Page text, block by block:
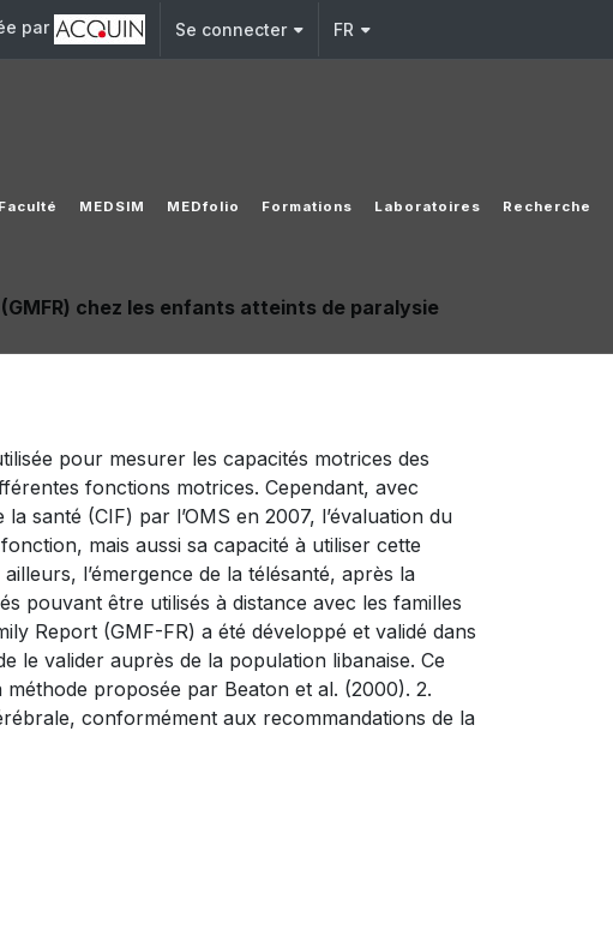
par Se connecter FR
MEDSIM MEDfolio Formations Laboratoires Recherche
chez les enfants atteints de paralysie
pour mesurer les capacités motrices des
fonctions motrices. Cependant, avec
santé (CIF) par l’OMS en 2007, l’évaluation du
mais aussi sa capacité à utiliser cette
l’émergence de la télésanté, après la
pouvant être utilisés à distance avec les familles
Report (GMF-FR) a été développé et validé dans
le valider auprès de la population libanaise. Ce
méthode proposée par Beaton et al. (2000). 2.
conformément aux recommandations de la